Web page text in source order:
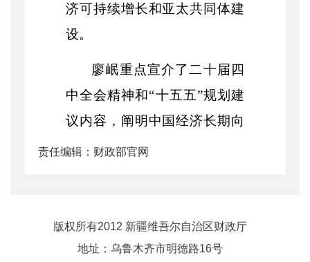
济可持续增长和亚太共同体建
设。
廖岷重点宣介了二十届四
中全会精神和“十五五”规划建
议内容，阐明中国经济长期向
好的发展态势，强调中国将继
经济发展模式。
会前和会议期间，廖岷还
责任编辑：财政部官网
版权所有2012 新疆维吾尔自治区财政厅
地址：乌鲁木齐市明德路16号